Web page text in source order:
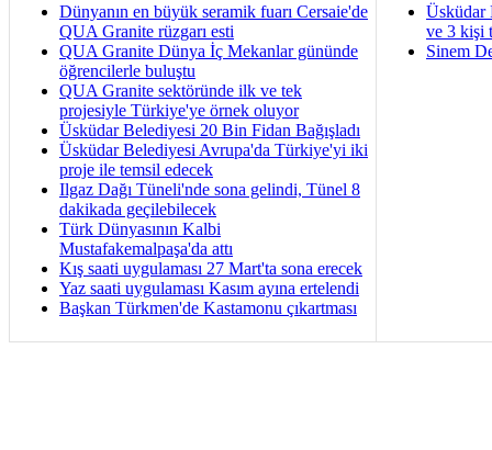
Dünyanın en büyük seramik fuarı Cersaie'de
QUA Granite rüzgarı esti
QUA Granite Dünya İç Mekanlar gününde
öğrencilerle buluştu
QUA Granite sektöründe ilk ve tek
projesiyle Türkiye'ye örnek oluyor
Üsküdar Belediyesi 20 Bin Fidan Bağışladı
Üsküdar Belediyesi Avrupa'da Türkiye'yi iki
proje ile temsil edecek
Ilgaz Dağı Tüneli'nde sona gelindi, Tünel 8
dakikada geçilebilecek
Türk Dünyasının Kalbi
Mustafakemalpaşa'da attı
Kış saati uygulaması 27 Mart'ta sona erecek
Yaz saati uygulaması Kasım ayına ertelendi
Başkan Türkmen'de Kastamonu çıkartması
Üsküdar
ve 3 kişi
Sinem